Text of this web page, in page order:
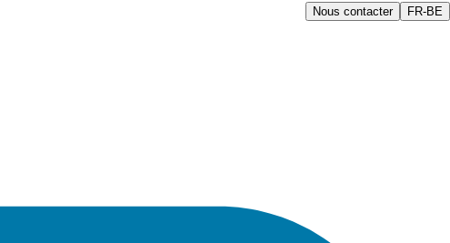
Nous contacter FR-BE